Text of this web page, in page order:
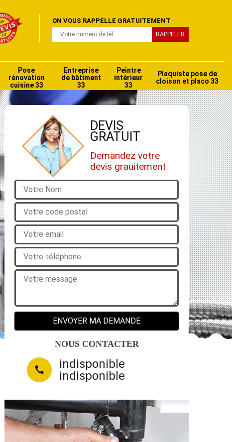
ON VOUS RAPPELLE GRATUITEMENT
Pose
rénovation
cuisine 33
Entreprise
de bâtiment
33
Peintre
intérieur
33
Plaquiste pose de
cloison et placo 33
DEVIS
GRATUIT
Demandez votre
devis grauitement
NOUS CONTACTER
indisponible
indisponible